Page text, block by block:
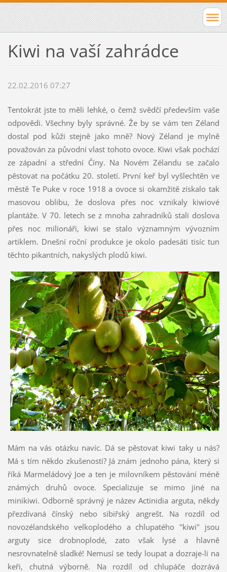
Kiwi na vaší zahrádce
22.02.2016 07:27
Tentokrát jste to měli lehké, o čemž svědčí především vaše
odpovědi. Všechny byly správné. Že by se vám ten Zéland
dostal pod kůži stejně jako mně? Nový Zéland je mylně
považován za původní vlast tohoto ovoce. Kiwi však pochází
ze západní a střední Číny. Na Novém Zélandu se začalo
pěstovat na počátku 20. století. První keř byl vyšlechtěn ve
městě Te Puke v roce 1918 a ovoce si okamžitě získalo tak
masovou oblibu, že doslova přes noc vznikaly kiwiové
plantáže. V 70. letech se z mnoha zahradníků stali doslova
přes noc milionáři, kiwi se stalo významným vývozním
artiklem. Dnešní roční produkce je okolo padesáti tisíc tun
těchto pikantních, nakyslých plodů kiwi.
Mám na vás otázku navíc. Dá se pěstovat kiwi taky u nás?
Má s tím někdo zkušenosti? Já znám jednoho pána, který si
říká Marmeládový Joe a ten je milovníkem pěstování méně
známých druhů ovoce. Specializuje se mimo jiné na
minikiwi. Odborně správný je název Actinidia arguta, někdy
přezdívaná čínský nebo sibiřský angrešt. Na rozdíl od
novozélandského velkoplodého a chlupatého "kiwi" jsou
arguty sice drobnoplodé, zato však lysé a hlavně
nesrovnatelně sladké! Nemusí se tedy loupat a dozraje-li na
keři, chutná výborně. Na rozdíl od chlupáče dozrává